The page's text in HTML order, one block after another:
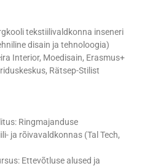
tekstiilivaldkonna inseneri
disain ja tehnoloogia)
Interior, Moedisain, Erasmus+
Rätsep-Stilist
Ringmajanduse
ja rõivavaldkonnas (Tal Tech,
Ettevõtluse alused ja